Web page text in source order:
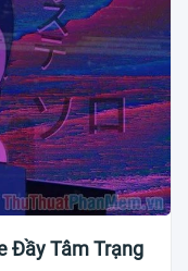
Đầy Tâm Trạng